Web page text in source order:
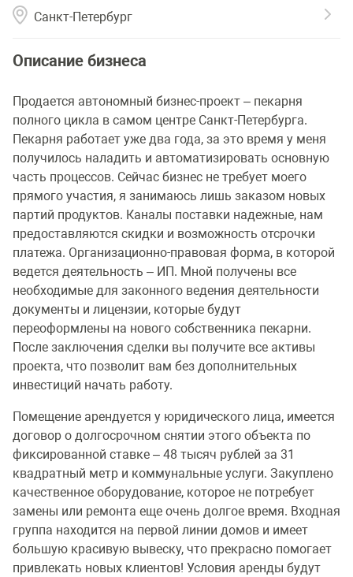
Санкт-Петербург
Описание бизнеса
Продается автономный бизнес-проект – пекарня
полного цикла в самом центре Санкт-Петербурга.
Пекарня работает уже два года, за это время у меня
получилось наладить и автоматизировать основную
часть процессов. Сейчас бизнес не требует моего
прямого участия, я занимаюсь лишь заказом новых
партий продуктов. Каналы поставки надежные, нам
предоставляются скидки и возможность отсрочки
платежа. Организационно-правовая форма, в которой
ведется деятельность – ИП. Мной получены все
необходимые для законного ведения деятельности
документы и лицензии, которые будут
переоформлены на нового собственника пекарни.
После заключения сделки вы получите все активы
проекта, что позволит вам без дополнительных
инвестиций начать работу.
Помещение арендуется у юридического лица, имеется
договор о долгосрочном снятии этого объекта по
фиксированной ставке – 48 тысяч рублей за 31
квадратный метр и коммунальные услуги. Закуплено
качественное оборудование, которое не потребует
замены или ремонта еще очень долгое время. Входная
группа находится на первой линии домов и имеет
большую красивую вывеску, что прекрасно помогает
привлекать новых клиентов! Условия аренды будут